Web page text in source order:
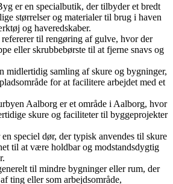
er en specialbutik, der tilbyder et bredt
størrelser og materialer til brug i haven
og haveredskaber.
til rengøring af gulve, hvor der
eller skrubbebørste til at fjerne snavs og
midlertidig samling af skure og bygninger,
for at facilitere arbejdet med et
Aalborg er et område i Aalborg, hvor
skure og faciliteter til byggeprojekter
speciel dør, der typisk anvendes til skure
til at være holdbar og modstandsdygtig
til mindre bygninger eller rum, der
ting eller som arbejdsområde,